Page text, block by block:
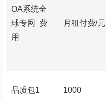
OA系统全
球专网
费
用
月租付费/元
品质包1 1000